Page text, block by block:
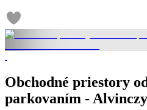
Obchodné priestory
parkovaním -